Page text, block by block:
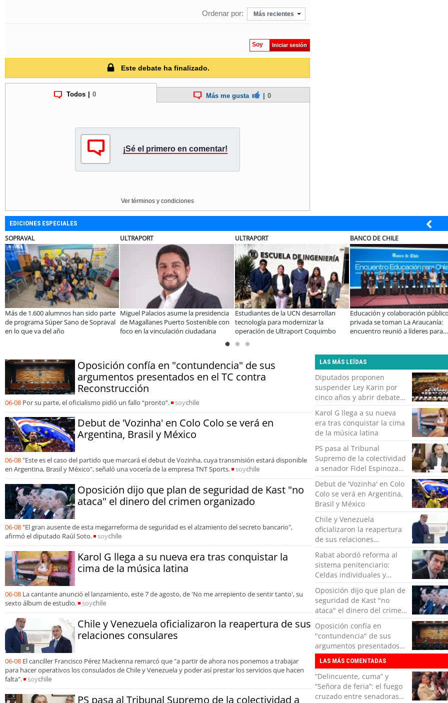
Ordenar por: Más recientes
Soy Iniciar sesión
Este debate ha finalizado.
Todos 0 Más me gusta 0
¡Sé el primero en comentar!
Ver términos y condiciones
EDICIONES ESPECIALES
SOPRAVAL
Más de 1.600 alumnos han sido parte
de programa Súper Sano de Sopraval
en lo que va del año
ULTRAPORT
Miguel Palacios asume la presidencia
de Magallanes Puerto Sostenible con
foco en la vinculación ciudadana
ULTRAPORT
Estudiantes de la UCN desarrollan
tecnología para modernizar la
operación de Ultraport Coquimbo
BANCO DE CHILE
Educación y colaboración
privada se toman La Araucanía:
encuentro reunió a líderes para
Oposición confía en "contundencia" de sus
argumentos presentados en el TC contra
Reconstrucción
06-08 Por su parte, el oficialismo pidió un fallo “pronto”. soychile
Debut de 'Vozinha' en Colo Colo se verá en
Argentina, Brasil y México
06-08 "Este es el caso del partido que marcará el debut de Vozinha, cuya transmisión estará disponible
en Argentina, Brasil y México", señaló una vocería de la empresa TNT Sports.
soychile
Oposición dijo que plan de seguridad de Kast "no
ataca" el dinero del crimen organizado
06-08 "El gran ausente de esta megarreforma de seguridad es el alzamiento del secreto bancario",
afirmó el diputado Raúl Soto.
soychile
Karol G llega a su nueva era tras conquistar la
cima de la música latina
06-08 La cantante anunció el lanzamiento, este 7 de agosto, de 'No me arrepiento de sentir tanto', su
sexto álbum de estudio.
soychile
Chile y Venezuela oficializaron la reapertura de sus
relaciones consulares
06-08 El canciller Francisco Pérez Mackenna remarcó que "a partir de ahora nos ponemos a trabajar
para hacer operativos los consulados de Chile y Venezuela y poder así prestar los servicios que hacen
falta".
soychile
PS pasa al Tribunal Supremo de la colectividad a
LAS MÁS LEÍDAS
Diputados proponen
suspender Ley Karin por
cinco años y abrir debate
sobre sus disposiciones
Karol G llega a su nueva
era tras conquistar la cima
de la música latina
PS pasa al Tribunal
Supremo de la colectividad
a senador Fidel Espinoza
tras denuncia por VIF
Debut de 'Vozinha' en Colo
Colo se verá en Argentina,
Brasil y México
Chile y Venezuela
oficializaron la reapertura
de sus relaciones
consulares
Rabat abordó reforma al
sistema penitenciario:
Celdas individuales y
control de encomiendas
Oposición dijo que plan de
seguridad de Kast "no
ataca" el dinero del crimen
organizado
Oposición confía en
"contundencia" de sus
argumentos presentados
en el TC contra
Reconstrucción
LAS MÁS COMENTADAS
“Delincuente, cuma” y
“Señora de feria”: el fuego
cruzado entre senadoras